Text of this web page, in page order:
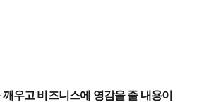
우고 비즈니스에 영감을 줄 내용이